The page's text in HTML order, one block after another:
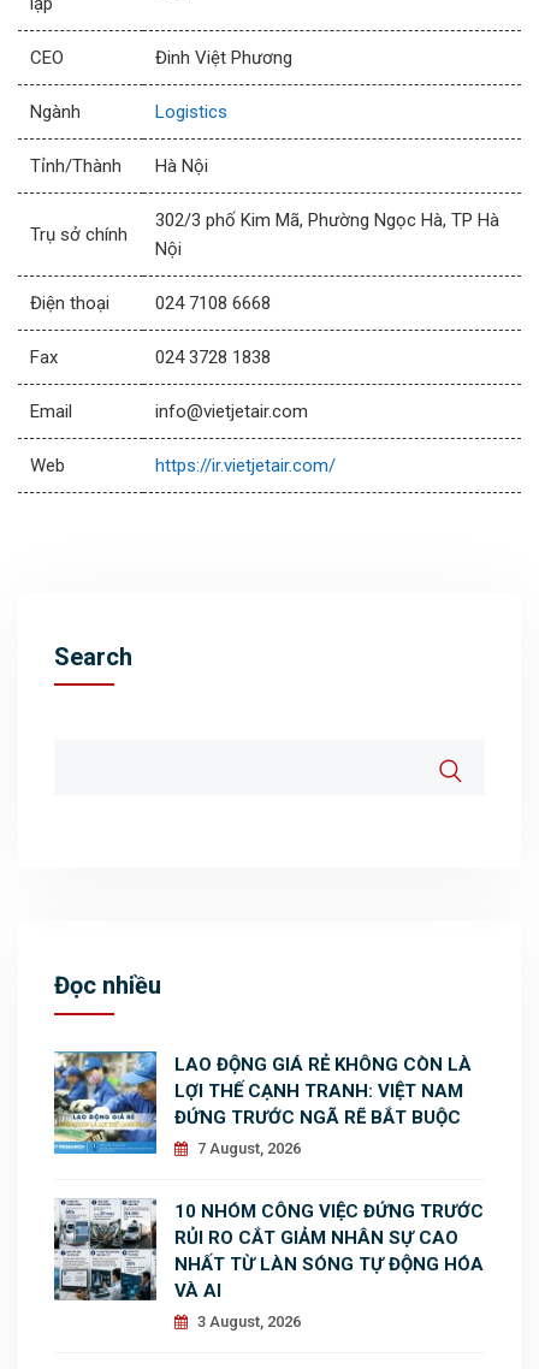
CEO Đinh Việt Phương
Ngành Logistics
Tỉnh/Thành Hà Nội
Trụ sở chính
302/3 phố Kim Mã, Phường Ngọc Hà, TP Hà
Nội
Điện thoại 024 7108 6668
Fax 024 3728 1838
Email info@vietjetair.com
Web https://ir.vietjetair.com/
Search
Đọc nhiều
LAO ĐỘNG GIÁ RẺ KHÔNG CÒN LÀ
LỢI THẾ CẠNH TRANH: VIỆT NAM
ĐỨNG TRƯỚC NGÃ RẼ BẮT BUỘC
7 August, 2026
10 NHÓM CÔNG VIỆC ĐỨNG TRƯỚC
RỦI RO CẮT GIẢM NHÂN SỰ CAO
NHẤT TỪ LÀN SÓNG TỰ ĐỘNG HÓA
VÀ AI
3 August, 2026